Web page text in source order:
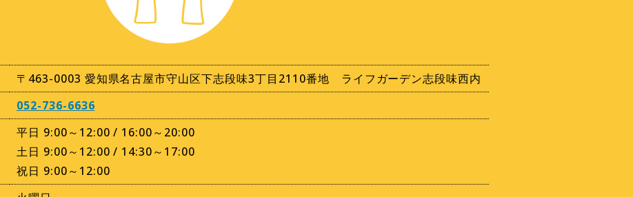
〒463-0003 愛知県名古屋市守山区下志段味3丁目2110番地 ライフガーデン志段味西内
052-736-6636
平日 9:00～12:00 / 16:00～20:00
土日 9:00～12:00 / 14:30～17:00
祝日 9:00～12:00